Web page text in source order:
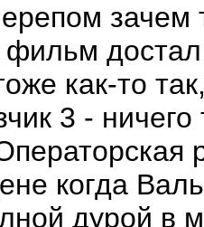
зачем
как-то
3 -
когда
дурой в